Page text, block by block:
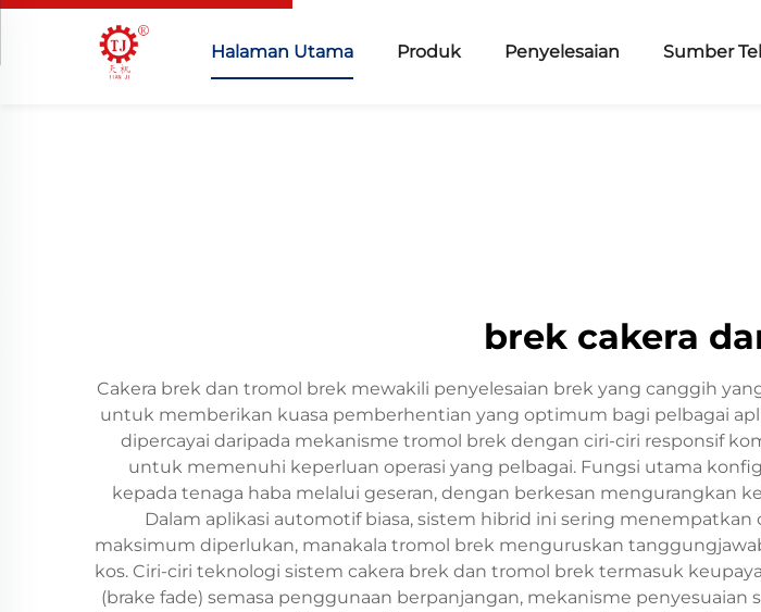
Halaman Utama Produk Penyelesaian Sumber
brek cakera
Cakera brek dan tromol brek mewakili penyelesaian brek yang canggih
untuk memberikan kuasa pemberhentian yang optimum bagi pelbagai
dipercayai daripada mekanisme tromol brek dengan ciri-ciri responsif
untuk memenuhi keperluan operasi yang pelbagai. Fungsi utama
kepada tenaga haba melalui geseran, dengan berkesan mengurangkan
Dalam aplikasi automotif biasa, sistem hibrid ini sering
maksimum diperlukan, manakala tromol brek menguruskan
kos. Ciri-ciri teknologi sistem cakera brek dan tromol brek termasuk
(brake fade) semasa penggunaan berpanjangan, mekanisme